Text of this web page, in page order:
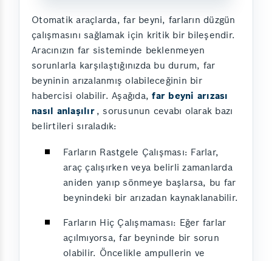
Otomatik araçlarda, far beyni, farların düzgün
çalışmasını sağlamak için kritik bir bileşendir.
Aracınızın far sisteminde beklenmeyen
sorunlarla karşılaştığınızda bu durum, far
beyninin arızalanmış olabileceğinin bir
habercisi olabilir. Aşağıda,far beyni arızası
nasıl anlaşılır , sorusunun cevabı olarak bazı
belirtileri sıraladık:
Farların Rastgele Çalışması: Farlar,
araç çalışırken veya belirli zamanlarda
aniden yanıp sönmeye başlarsa, bu far
beynindeki bir arızadan kaynaklanabilir.
Farların Hiç Çalışmaması: Eğer farlar
açılmıyorsa, far beyninde bir sorun
olabilir. Öncelikle ampullerin ve